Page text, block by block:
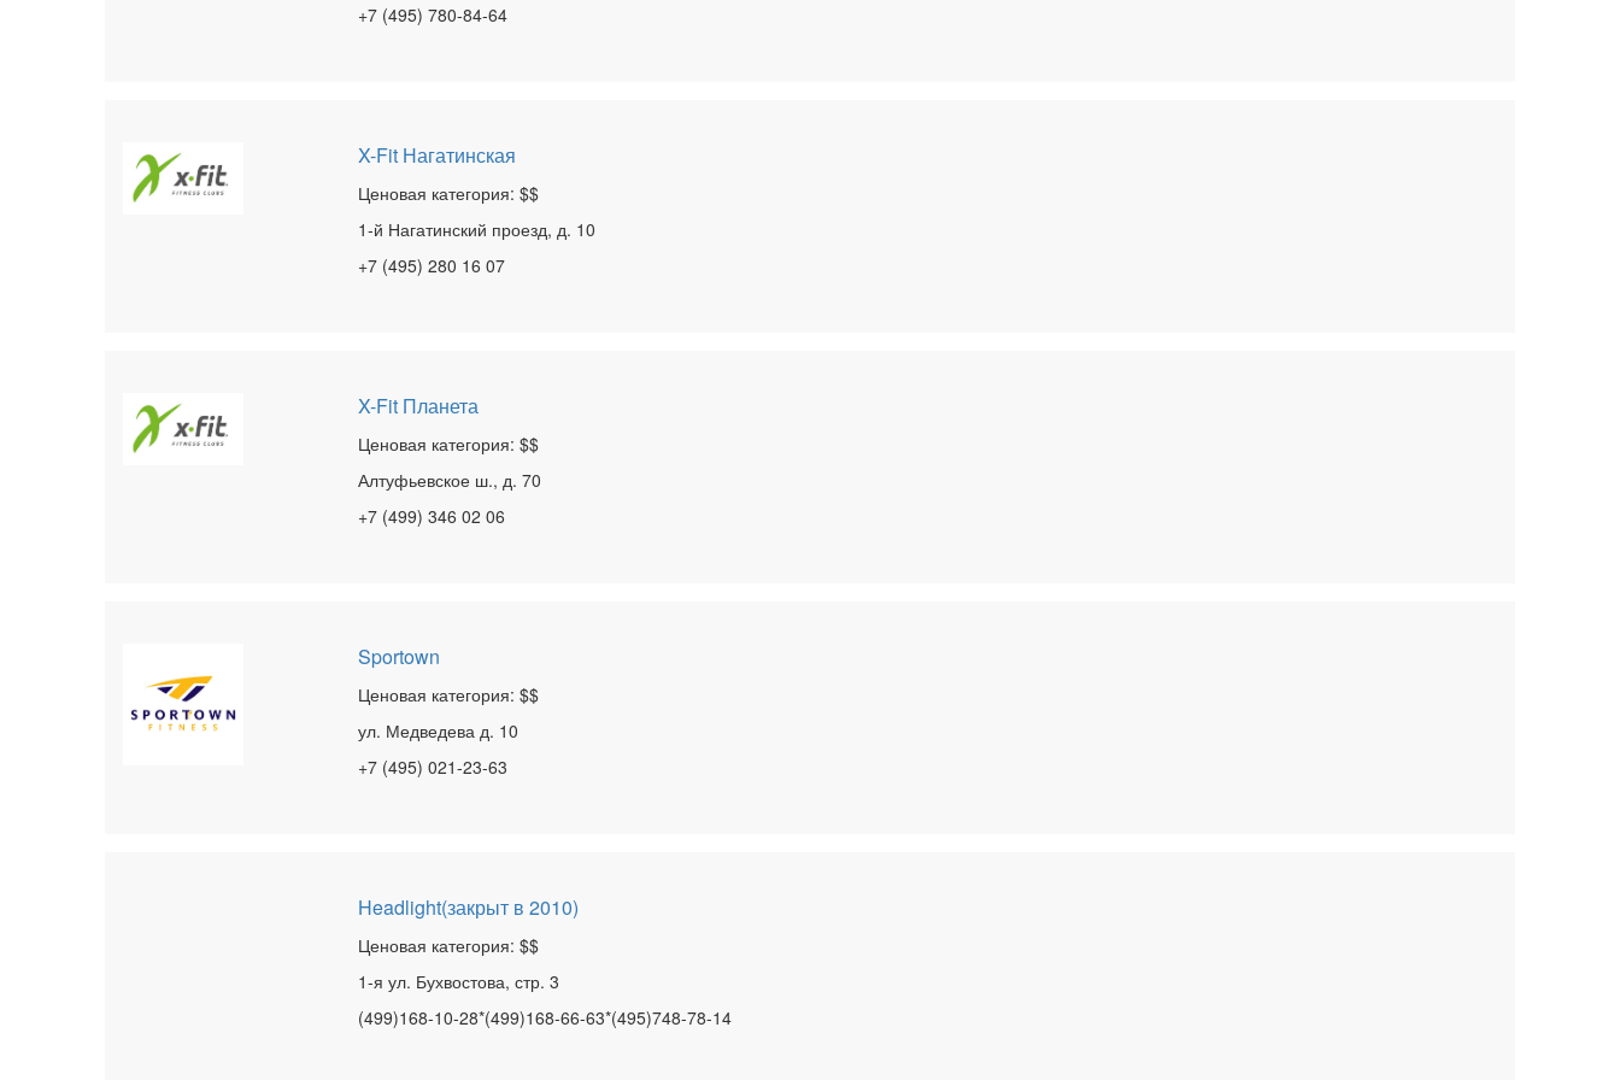
+7 (495) 780-84-64
X-Fit Нагатинская
Ценовая категория: $$
1-й Нагатинский проезд, д. 10
+7 (495) 280 16 07
X-Fit Планета
Ценовая категория: $$
Алтуфьевское ш., д. 70
+7 (499) 346 02 06
Sportown
Ценовая категория: $$
ул. Медведева д. 10
+7 (495) 021-23-63
Headlight(закрыт в 2010)
Ценовая категория: $$
1-я ул. Бухвостова, стр. 3
(499)168-10-28*(499)168-66-63*(495)748-78-14